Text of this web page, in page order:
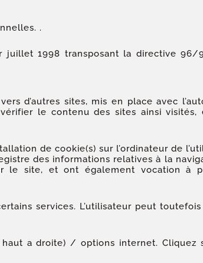
.
1998 transposant la directive 96/
d’autres sites, mis en place avec
le contenu des sites ainsi visités,
de cookie(s) sur l’ordinateur de
des informations relatives à la
le site, et ont également vocation à
services. L’utilisateur peut
a droite) / options internet. Cliquez